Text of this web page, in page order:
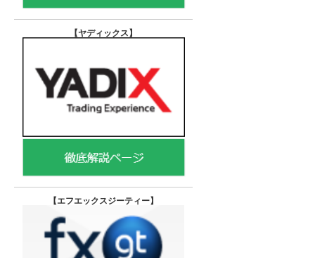
【ヤディックス 】
【エフエックスジーティー】